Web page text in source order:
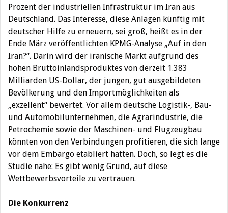
Prozent der industriellen Infrastruktur im Iran aus
Deutschland. Das Interesse, diese Anlagen künftig mit
deutscher Hilfe zu erneuern, sei groß, heißt es in der
Ende März veröffentlichten KPMG-Analyse „Auf in den
Iran?“. Darin wird der iranische Markt aufgrund des
hohen Bruttoinlandsproduktes von derzeit 1.383
Milliarden US-Dollar, der jungen, gut ausgebildeten
Bevölkerung und den Importmöglichkeiten als
„exzellent“ bewertet. Vor allem deutsche Logistik-, Bau-
und Automobilunternehmen, die Agrarindustrie, die
Petrochemie sowie der Maschinen- und Flugzeugbau
könnten von den Verbindungen profitieren, die sich lange
vor dem Embargo etabliert hatten. Doch, so legt es die
Studie nahe: Es gibt wenig Grund, auf diese
Wettbewerbsvorteile zu vertrauen.
Die Konkurrenz